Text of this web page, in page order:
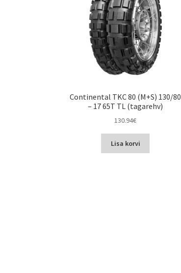
Continental TKC 80 (M+S) 130/80
– 17 65T TL (tagarehv)
130.94€
Lisa korvi